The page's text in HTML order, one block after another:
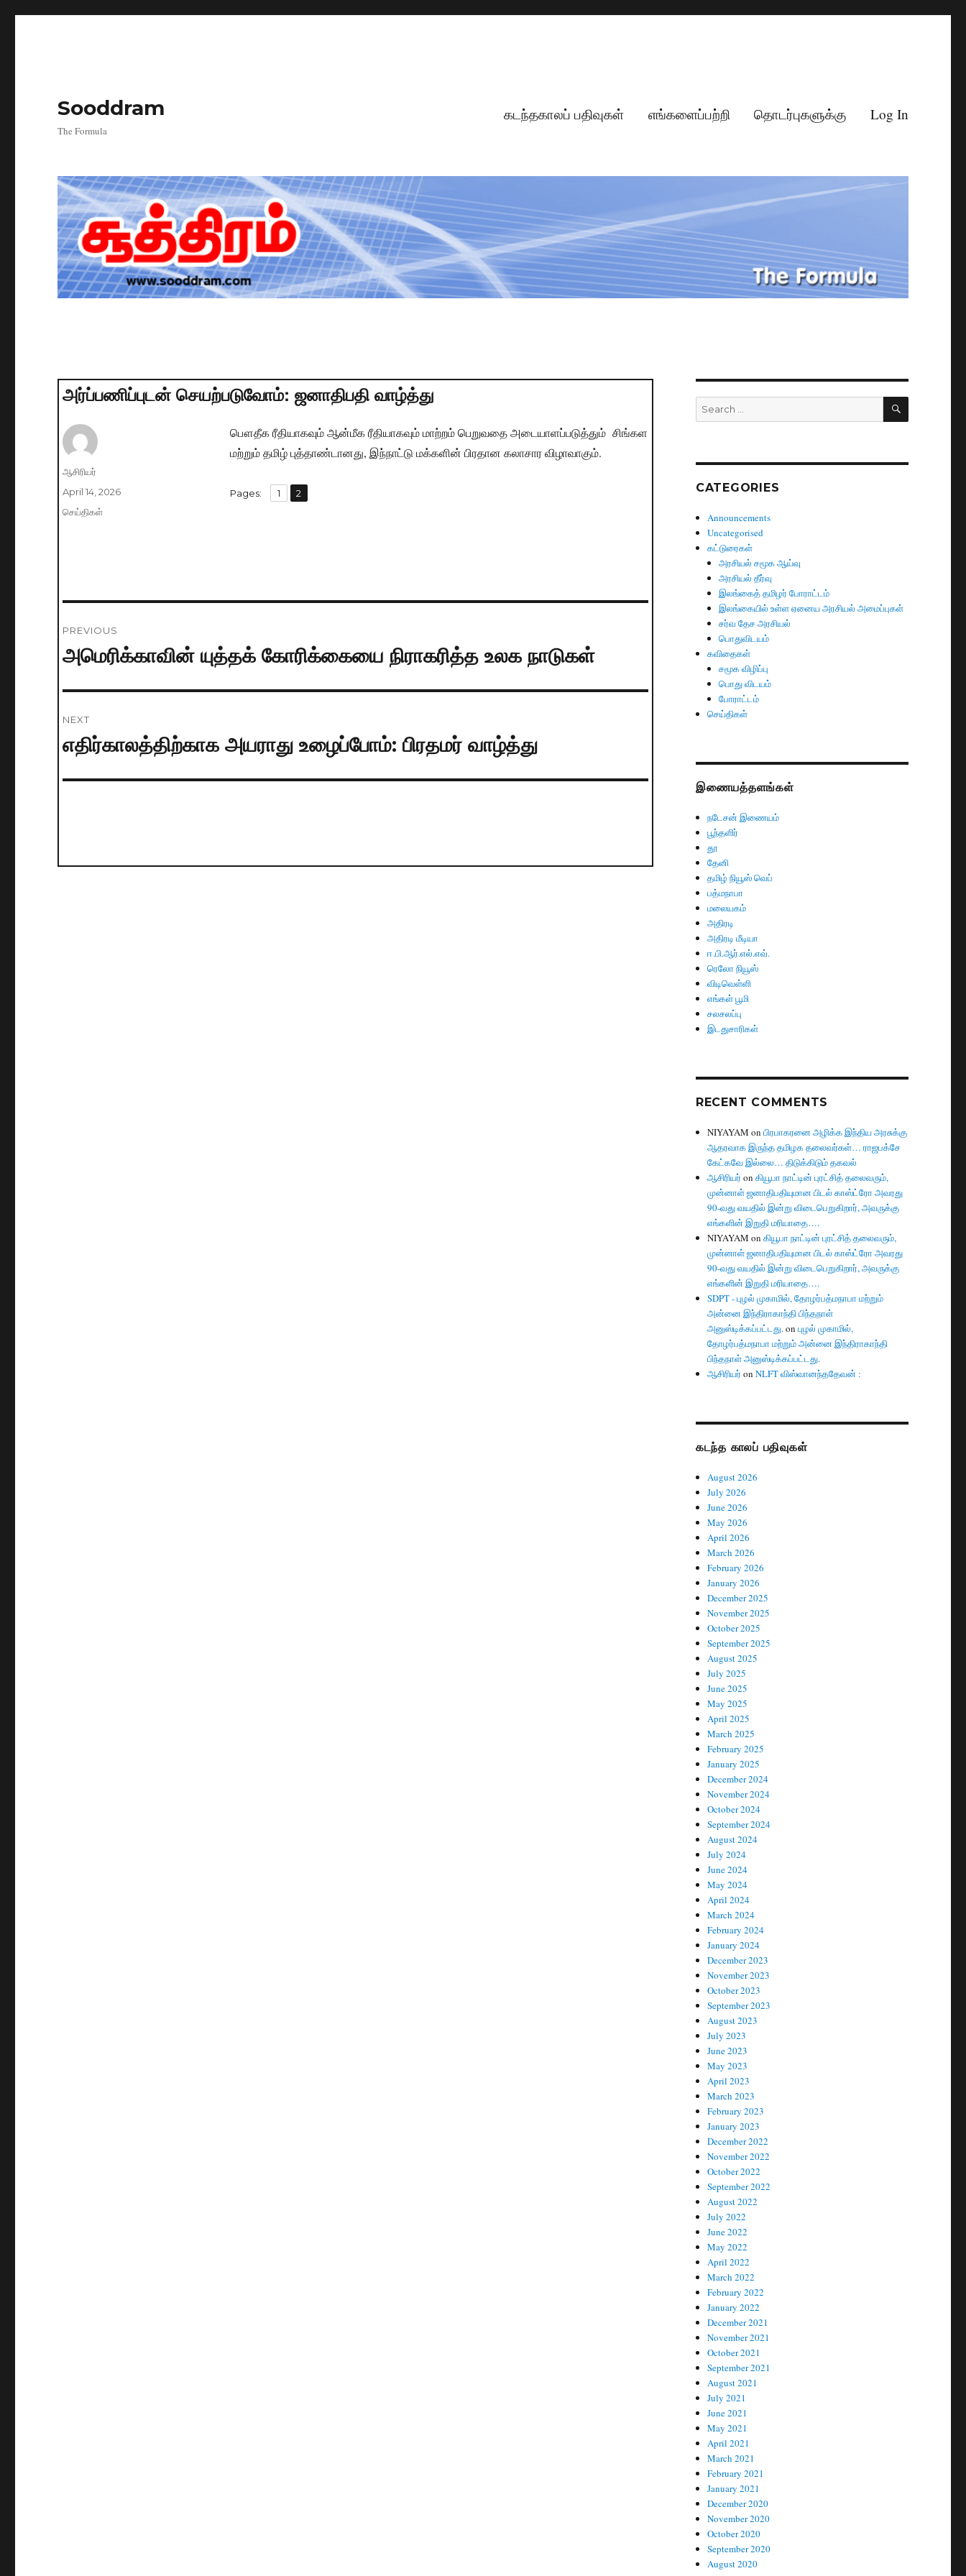
Sooddram
The Formula
கடந்தகாலப் பதிவுகள் எங்களைப்பற்றி தொடர்புகளுக்கு Log In
அர்ப்பணிப்புடன் செயற்படுவோம்: ஜனாதிபதி வாழ்த்து
பௌதீக ரீதியாகவும் ஆன்மீக ரீதியாகவும் மாற்றம் பெறுவதை அடையாளப்படுத்தும் சிங்கள
மற்றும் தமிழ் புத்தாண்டானது, இந்நாட்டு மக்களின் பிரதான கலாசார விழாவாகும்.
Pages: Page
1 ,
Page
2
Author
ஆசிரியர்
Posted
on
April 14, 2026
Categories
செய்திகள்
navigation
PREVIOUS
Previous
அமெரிக்காவின் யுத்தக் கோரிக்கையை நிராகரித்த உலக நாடுகள்
NEXT
Next
எதிர்காலத்திற்காக அயராது உழைப்போம்: பிரதமர் வாழ்த்து
Search
for:
SEARCH
CATEGORIES
Announcements
Uncategorised
கட்டுரைகள்
அரசியல் சமூக ஆய்வு
அரசியல் தீர்வு
இலங்கைத் தமிழர் போராட்டம்
இலங்கையில் உள்ள ஏனைய அரசியல் அமைப்புகள்
சர்வ தேச அரசியல்
பொதுவிடயம்
கவிதைகள்
சமூக விழிப்பு
பொது விடயம்
போராட்டம்
செய்திகள்
இணையத்தளங்கள்
நடேசன் இணையம்
பூந்தளிர்
தூ
தேனி
தமிழ் நியூஸ் வெப்
பத்மநாபா
மலையகம்
அதிரடி
அதிரடி மீடியா
ஈ.பி.ஆர்.எல்.எவ்.
ரெலோ நியூஸ்
விடிவெள்ளி
எங்கள் பூமி
சலசலப்பு
இடதுசாரிகள்
RECENT COMMENTS
NIYAYAM onபிரபாகரனை அழிக்க இந்திய அரசுக்கு
ஆதரவாக இருந்த தமிழக தலைவர்கள்… ராஜபக்சே
கேட்கவே இல்லை… திடுக்கிடும் தகவல்
ஆசிரியர் onகியூபா நாட்டின் புரட்சித் தலைவரும்,
முன்னாள் ஜனாதிபதியுமான பிடல் காஸ்ட்ரோ அவரது
90-வது வயதில் இன்று விடைபெறுகிறார், அவருக்கு
எங்களின் இறுதி மரியாதை….
NIYAYAM onகியூபா நாட்டின் புரட்சித் தலைவரும்,
முன்னாள் ஜனாதிபதியுமான பிடல் காஸ்ட்ரோ அவரது
90-வது வயதில் இன்று விடைபெறுகிறார், அவருக்கு
எங்களின் இறுதி மரியாதை….
SDPT - புழல் முகாமில், தோழர்பத்மநாபா மற்றும்
அன்னை இந்திராகாந்தி பிந்தநாள்
அனுஸ்டிக்கப்பட்டது.onபுழல் முகாமில்,
தோழர்பத்மநாபா மற்றும் அன்னை இந்திராகாந்தி
பிந்தநாள் அனுஸ்டிக்கப்பட்டது.
ஆசிரியர் onNLFT விஸ்வானந்ததேவன் :
கடந்த காலப் பதிவுகள்
August 2026
July 2026
June 2026
May 2026
April 2026
March 2026
February 2026
January 2026
December 2025
November 2025
October 2025
September 2025
August 2025
July 2025
June 2025
May 2025
April 2025
March 2025
February 2025
January 2025
December 2024
November 2024
October 2024
September 2024
August 2024
July 2024
June 2024
May 2024
April 2024
March 2024
February 2024
January 2024
December 2023
November 2023
October 2023
September 2023
August 2023
July 2023
June 2023
May 2023
April 2023
March 2023
February 2023
January 2023
December 2022
November 2022
October 2022
September 2022
August 2022
July 2022
June 2022
May 2022
April 2022
March 2022
February 2022
January 2022
December 2021
November 2021
October 2021
September 2021
August 2021
July 2021
June 2021
May 2021
April 2021
March 2021
February 2021
January 2021
December 2020
November 2020
October 2020
September 2020
August 2020